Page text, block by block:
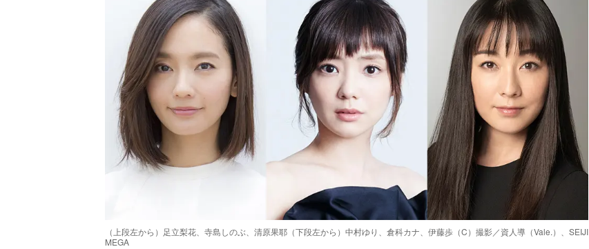
（上段左から）足立梨花、寺島しのぶ、清原果耶（下段左から）中村ゆり、倉科カナ、伊藤歩（C）撮影／資人導（Vale.）、SEIJI
MEGA